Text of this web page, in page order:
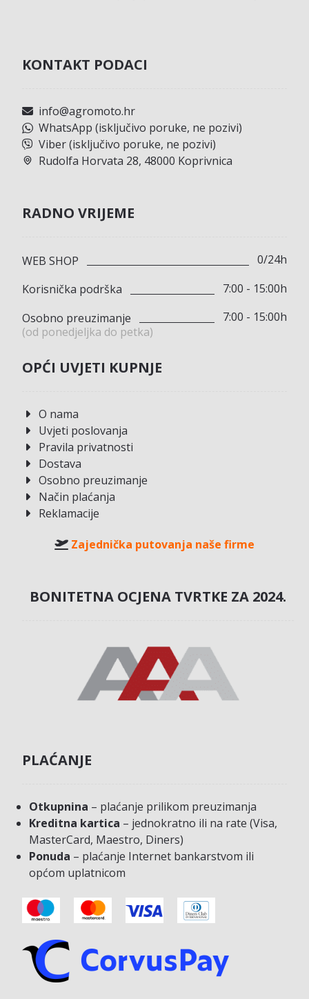
KONTAKT PODACI
info@agromoto.hr
WhatsApp (isključivo poruke, ne pozivi)
Viber (isključivo poruke, ne pozivi)
Rudolfa Horvata 28, 48000 Koprivnica
RADNO VRIJEME
WEB SHOP
0/24h
Korisnička podrška
7:00 - 15:00h
Osobno preuzimanje
(od ponedjeljka do petka)
7:00 - 15:00h
OPĆI UVJETI KUPNJE
O nama
Uvjeti poslovanja
Pravila privatnosti
Dostava
Osobno preuzimanje
Način plaćanja
Reklamacije
Zajednička putovanja naše firme
BONITETNA OCJENA TVRTKE ZA 2024.
PLAĆANJE
Otkupnina – plaćanje prilikom preuzimanja
Kreditna kartica – jednokratno ili na rate (Visa,
MasterCard, Maestro, Diners)
Ponuda – plaćanje Internet bankarstvom ili
općom uplatnicom